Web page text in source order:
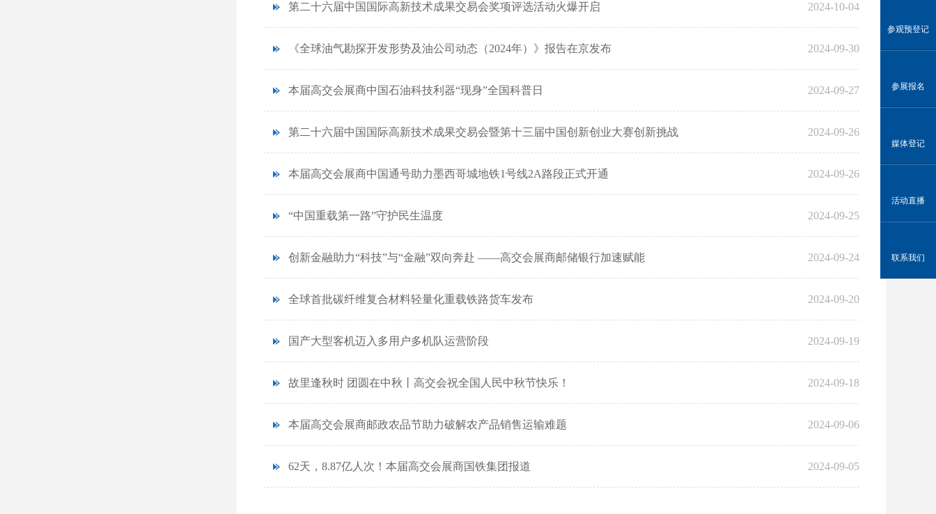
第二十六届中国国际高新技术成果交易会奖项评选活动火爆开启 2024-10-04
《全球油气勘探开发形势及油公司动态（2024年）》报告在京发布 2024-09-30
本届高交会展商中国石油科技利器“现身”全国科普日 2024-09-27
第二十六届中国国际高新技术成果交易会暨第十三届中国创新创业大赛创新挑战 2024-09-26
本届高交会展商中国通号助力墨西哥城地铁1号线2A路段正式开通 2024-09-26
“中国重载第一路”守护民生温度 2024-09-25
创新金融助力“科技”与“金融”双向奔赴 ——高交会展商邮储银行加速赋能 2024-09-24
全球首批碳纤维复合材料轻量化重载铁路货车发布 2024-09-20
国产大型客机迈入多用户多机队运营阶段 2024-09-19
故里逢秋时 团圆在中秋丨高交会祝全国人民中秋节快乐！ 2024-09-18
本届高交会展商邮政农品节助力破解农产品销售运输难题 2024-09-06
62天，8.87亿人次！本届高交会展商国铁集团报道 2024-09-05
参观预登记
参展报名
媒体登记
活动直播
联系我们